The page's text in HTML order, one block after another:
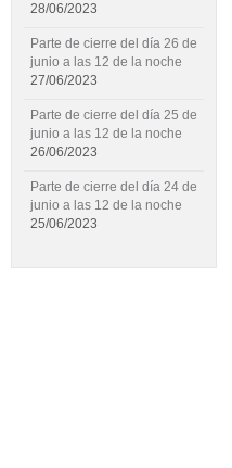
28/06/2023
Parte de cierre del día 26 de
junio a las 12 de la noche
27/06/2023
Parte de cierre del día 25 de
junio a las 12 de la noche
26/06/2023
Parte de cierre del día 24 de
junio a las 12 de la noche
25/06/2023